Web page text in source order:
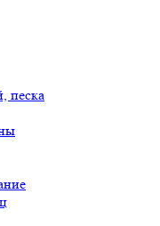
песка